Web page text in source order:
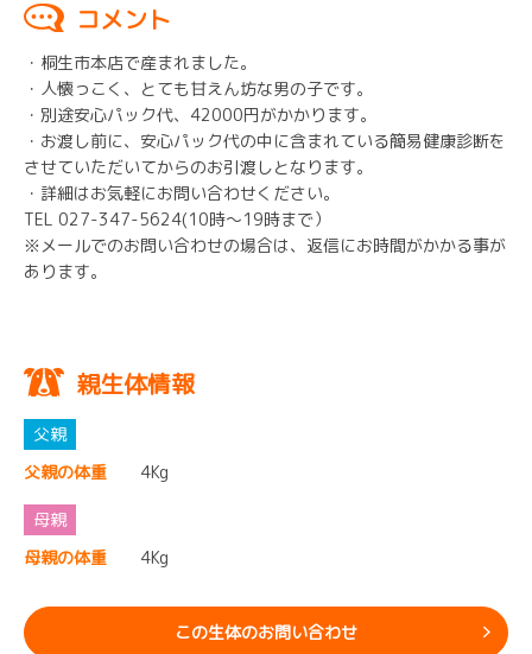
コメント
・桐生市本店で産まれました。
・人懐っこく、とても甘えん坊な男の子です。
・別途安心パック代、42000円がかかります。
・お渡し前に、安心パック代の中に含まれている簡易健康診断を
させていただいてからのお引渡しとなります。
・詳細はお気軽にお問い合わせください。
TEL 027-347-5624(10時～19時まで）
※メールでのお問い合わせの場合は、返信にお時間がかかる事が
あります。
親生体情報
父親の体重 4Kg
母親の体重 4Kg
この生体のお問い合わせ